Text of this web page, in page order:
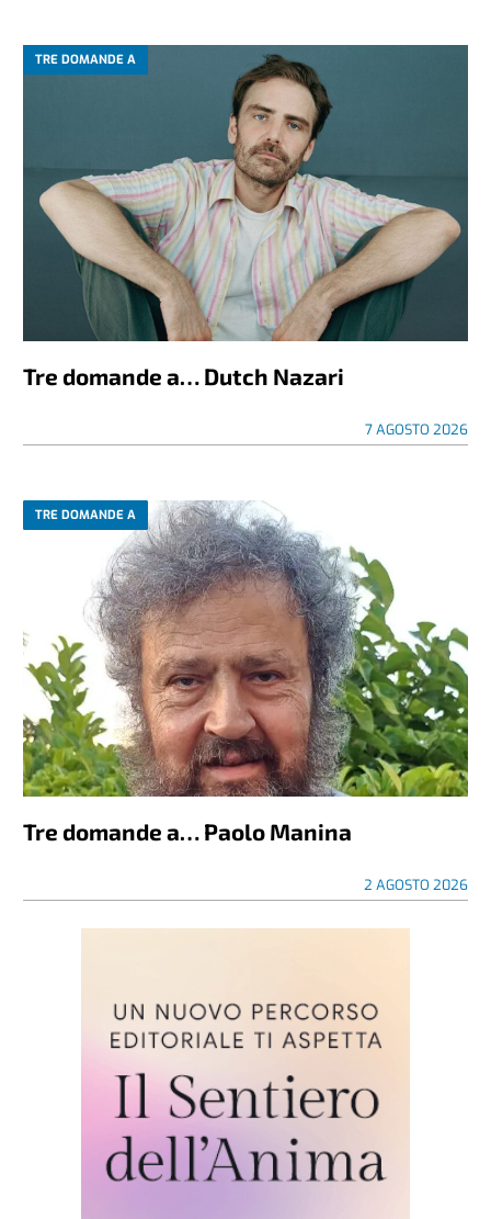
TRE DOMANDE A
Tre domande a… Dutch Nazari
7 AGOSTO 2026
TRE DOMANDE A
Tre domande a… Paolo Manina
2 AGOSTO 2026